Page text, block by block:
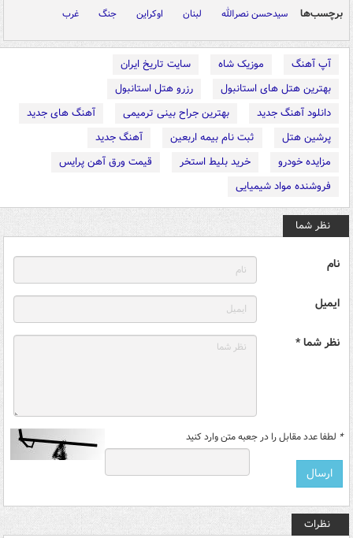
برچسب‌ها سیدحسن نصرالله لبنان اوکراین جنگ غرب
آپ آهنگ موزیک شاه
سایت تاریخ ایران
بهترین هتل های استانبول
رزرو هتل استانبول
دانلود آهنگ جدید
بهترین جراح بینی ترمیمی
آهنگ های جدید
پرشین هتل
ثبت نام بیمه اربعین
آهنگ جدید
مزایده خودرو
خرید بلیط استخر
قیمت ورق آهن پرایس
فروشنده مواد شیمیایی
نظر شما
نام
ایمیل
نظر شما *
* لطفا عدد مقابل را در جعبه متن وارد کنید
نظرات